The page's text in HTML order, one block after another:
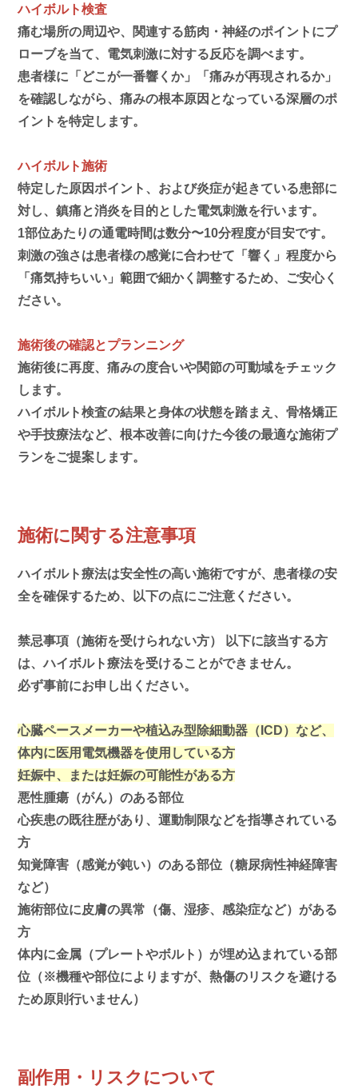
ハイボルト検査
痛む場所の周辺や、関連する筋肉・神経のポイントにプ
ローブを当て、電気刺激に対する反応を調べます。
患者様に「どこが一番響くか」「痛みが再現されるか」
を確認しながら、痛みの根本原因となっている深層のポ
イントを特定します。
ハイボルト施術
特定した原因ポイント、および炎症が起きている患部に
対し、鎮痛と消炎を目的とした電気刺激を行います。
1部位あたりの通電時間は数分〜10分程度が目安です。
刺激の強さは患者様の感覚に合わせて「響く」程度から
「痛気持ちいい」範囲で細かく調整するため、ご安心く
ださい。
施術後の確認とプランニング
施術後に再度、痛みの度合いや関節の可動域をチェック
します。
ハイボルト検査の結果と身体の状態を踏まえ、骨格矯正
や手技療法など、根本改善に向けた今後の最適な施術プ
ランをご提案します。
施術に関する注意事項
ハイボルト療法は安全性の高い施術ですが、患者様の安
全を確保するため、以下の点にご注意ください。
禁忌事項（施術を受けられない方） 以下に該当する方
は、ハイボルト療法を受けることができません。
必ず事前にお申し出ください。
心臓ペースメーカーや植込み型除細動器（ICD）など、
体内に医用電気機器を使用している方
妊娠中、または妊娠の可能性がある方
悪性腫瘍（がん）のある部位
心疾患の既往歴があり、運動制限などを指導されている
方
知覚障害（感覚が鈍い）のある部位（糖尿病性神経障害
など）
施術部位に皮膚の異常（傷、湿疹、感染症など）がある
方
体内に金属（プレートやボルト）が埋め込まれている部
位（※機種や部位によりますが、熱傷のリスクを避ける
ため原則行いません）
副作用・リスクについて